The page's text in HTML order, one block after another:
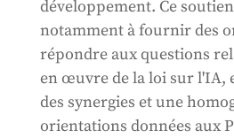
développement. Ce
notamment à fournir des
répondre aux questions
en œuvre de la loi sur l'IA,
des synergies et une
orientations données aux